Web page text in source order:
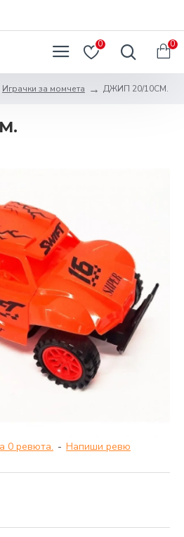
0 0
Играчки за момчета ДЖИП 20/10СМ.
0 ревюта. - Напиши ревю